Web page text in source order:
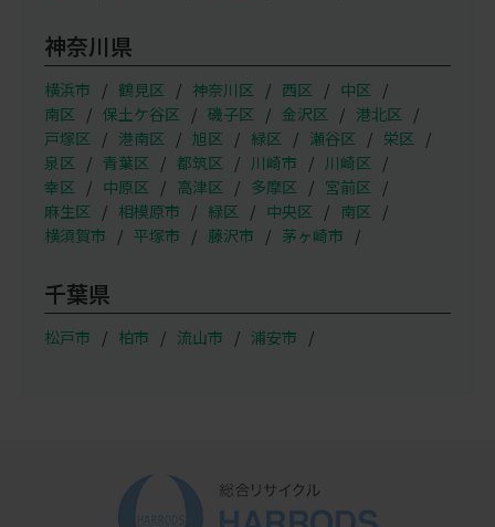
神奈川県
横浜市 鶴見区 神奈川区 西区
中区
南区
保土ケ谷区 磯子区 金沢区
港北区
戸塚区
港南区 旭区 緑区 瀬谷区
栄区
泉区
青葉区 都筑区 川崎市
川崎区
幸区
中原区 高津区 多摩区
宮前区
麻生区
相模原市 緑区 中央区
南区
横須賀市
平塚市 藤沢市 茅ヶ崎市
千葉県
松戸市 柏市 流山市 浦安市